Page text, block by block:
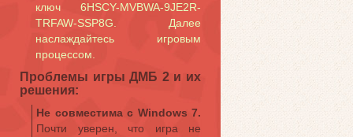
ключ 6HSCY-MVBWA-9JE2R-
TRFAW-SSP8G. Далее
наслаждайтесь игровым
процессом.
Проблемы игры ДМБ 2 и их
решения:
Не совместима с Windows 7.
Почти уверен, что игра не